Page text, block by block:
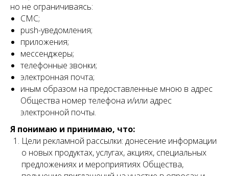
но не ограничиваясь:
СМС;
push-уведомления;
приложения;
мессенджеры;
телефонные звонки;
электронная почта;
иным образом на предоставленные мною в адрес
Общества номер телефона и/или адрес
электронной почты.
Я понимаю и принимаю, что:
Цели рекламной рассылки: донесение информации
о новых продуктах, услугах, акциях, специальных
предложениях и мероприятиях Общества,